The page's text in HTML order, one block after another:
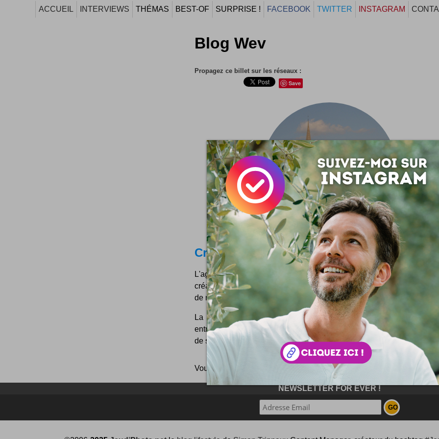
ACCUEIL INTERVIEWS THÉMAS BEST-OF SURPRISE ! FACEBOOK TWITTER INSTAGRAM
Blog Wev
Propagez ce billet sur les réseaux :
Save
Creation site internet Bergerac
L'agence qui édite ce site c'est Buzzistic, implantée à Bergerac
création de sites Internet de haute qualité ... tour d'horizon des
de notre webagency :)
La création de site internet sur Bergerac et ses environs,
entreprises et aux particuliers, nous pouvons réaliser pour vous tous
de sites web possibles. Nous développons toutes nos...
Vous pouvez aussi parcourir le blog au hasard
NEWSLETTER FOR EVER !